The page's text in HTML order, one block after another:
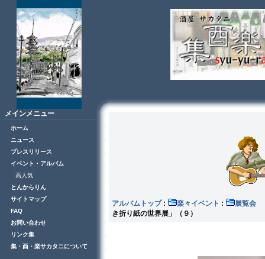
メインメニュー
ホーム
ニュース
プレスリリース
イベント・アルバム
高人気
とんからりん
サイトマップ
FAQ
お問い合わせ
リンク集
集・酉・楽サカタニについて
アルバムトップ: 楽々イベント :
き折り紙の世界展」（９）